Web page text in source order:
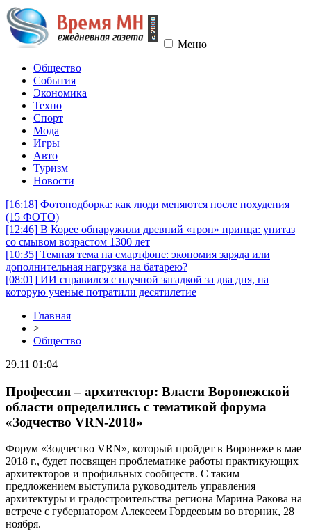
Меню
Общество
События
Экономика
Техно
Спорт
Мода
Игры
Авто
Туризм
Новости
[16:18] Фотоподборка: как люди меняются после похудения
(15 ФОТО)
[12:46] В Корее обнаружили древний «трон» принца: унитаз
со смывом возрастом 1300 лет
[10:35] Темная тема на смартфоне: экономия заряда или
дополнительная нагрузка на батарею?
[08:01] ИИ справился с научной загадкой за два дня, на
которую ученые потратили десятилетие
Главная
>
Общество
29.11 01:04
Профессия – архитектор: Власти Воронежской
области определились с тематикой форума
«Зодчество VRN-2018»
Форум «Зодчество VRN», который пройдет в Воронеже в мае
2018 г., будет посвящен проблематике работы практикующих
архитекторов и профильных сообществ. С таким
предложением выступила руководитель управления
архитектуры и градостроительства региона Марина Ракова на
встрече с губернатором Алексеем Гордеевым во вторник, 28
ноября.